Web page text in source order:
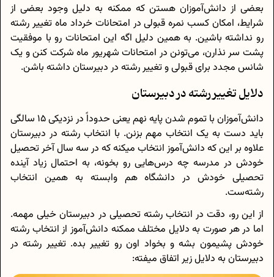
بعضی از دانش‌آموزان هستن که ممکنه به دلیل وجود بعضی از
شرایط، امکان کسب نمره قبولی در امتحانات خرداد ماه تغییر رشته
رو نداشته باشین. به همین دلیل اگه این امتحانات رو با موفقیت
پشت سر نذارن، می‌تونن در امتحانات شهریور ماه شرکت کنن و یک
شانس مجدد برای قبولی و تغییر رشته در دبیرستان داشته باشن.
دلایل تغییر رشته در دبیرستان
دانش‌‌آموزان با تموم شدن پایه نهم یعنی حدوداً در نزدیکی 15 سالگی
باید دست به یک انتخاب مهم بزنن. با انتخاب رشته در دبیرستان
علاوه بر این که دانش‌آموز انتخاب میکنه که در سه سال آخر تحصیل
خودش در مدرسه چه درس‌هایی رو بخونه، به احتمال زیاد آینده
تحصیلی خودش در دانشگاه هم وابسته به همین انتخاب
رشته‌ست.
از این رو، دقت در انتخاب رشته تحصیلی در دبیرستان خیلی مهمه.
اما در هر صورت به دلایل مختلف ممکنه دانش‌آموز از انتخاب رشته
خودش پشیمون بشه و بخواد اون رو تغییر بده. تغییر رشته در
دبیرستان به دلایل زیر اتفاق میفته: